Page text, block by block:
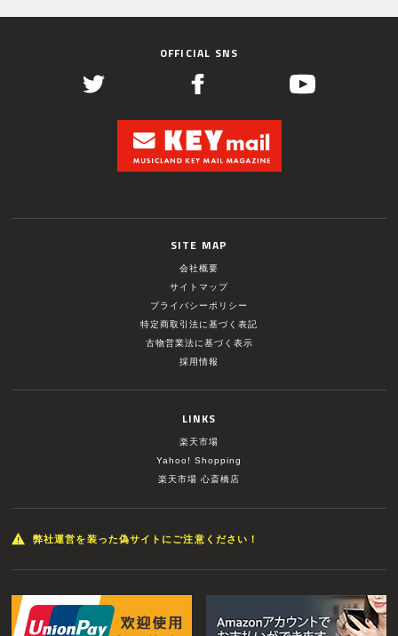
OFFICIAL SNS
SITE MAP
会社概要
サイトマップ
プライバシーポリシー
特定商取引法に基づく表記
古物営業法に基づく表示
採用情報
LINKS
楽天市場
Yahoo! Shopping
楽天市場 心斎橋店
弊社運営を装った偽サイトにご注意ください！